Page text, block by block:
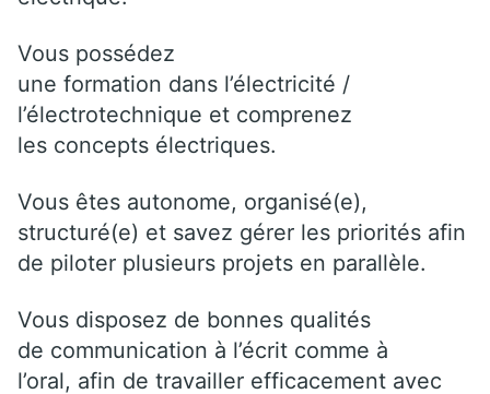
Vous possédez
une formation dans l’électricité /
l’électrotechnique et comprenez
les concepts électriques.
Vous êtes autonome, organisé(e),
structuré(e) et savez gérer les priorités afin
de piloter plusieurs projets en parallèle.
Vous disposez de bonnes qualités
de communication à l’écrit comme à
l’oral, afin de travailler efficacement avec